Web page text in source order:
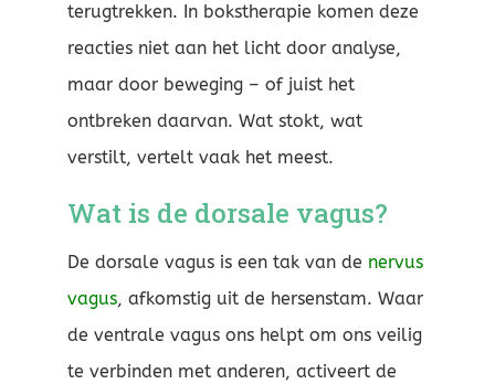
terugtrekken. In bokstherapie komen deze
reacties niet aan het licht door analyse,
maar door beweging – of juist het
ontbreken daarvan. Wat stokt, wat
verstilt, vertelt vaak het meest.
Wat is de dorsale vagus?
De dorsale vagus is een tak van de nervus
vagus, afkomstig uit de hersenstam. Waar
de ventrale vagus ons helpt om ons veilig
te verbinden met anderen, activeert de